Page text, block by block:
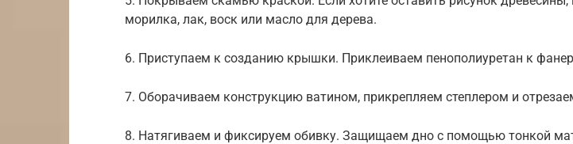
морилка, лак, воск или масло для дерева.
6. Приступаем к созданию крышки. Приклеиваем пенополиуретан к
7. Оборачиваем конструкцию ватином, прикрепляем степлером и
8. Натягиваем и фиксируем обивку. Защищаем дно с помощью тонкой